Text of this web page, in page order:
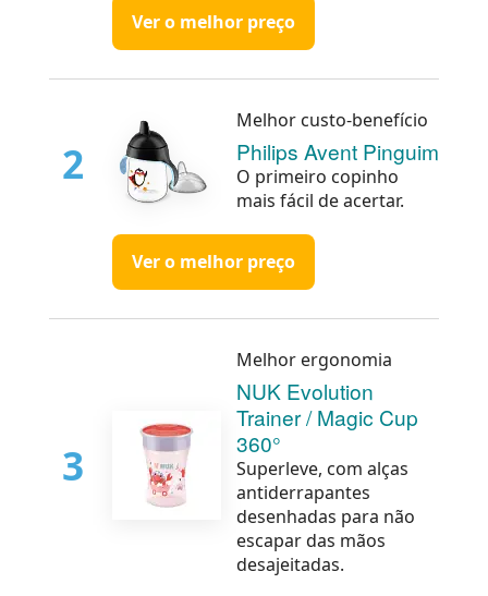
Ver o melhor preço
2
Melhor custo-benefício
Philips Avent Pinguim
O primeiro copinho
mais fácil de acertar.
Ver o melhor preço
3
Melhor ergonomia
NUK Evolution
Trainer / Magic Cup
360°
Superleve, com alças
antiderrapantes
desenhadas para não
escapar das mãos
desajeitadas.